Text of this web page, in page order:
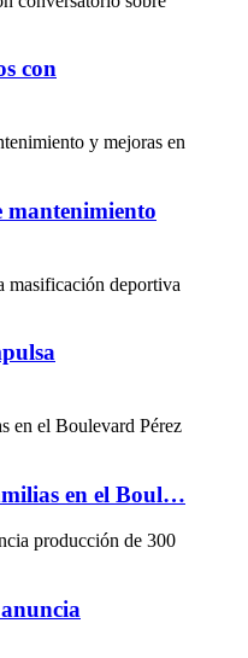
con
mantenimiento
en el Boul…